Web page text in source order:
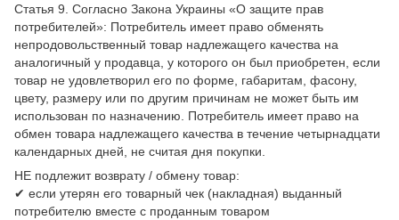
Статья 9. Согласно Закона Украины «О защите прав
потребителей»: Потребитель имеет право обменять
непродовольственный товар надлежащего качества на
аналогичный у продавца, у которого он был приобретен, если
товар не удовлетворил его по форме, габаритам, фасону,
цвету, размеру или по другим причинам не может быть им
использован по назначению. Потребитель имеет право на
обмен товара надлежащего качества в течение четырнадцати
календарных дней, не считая дня покупки.
НЕ подлежит возврату / обмену товар:
✔ если утерян его товарный чек (накладная) выданный
потребителю вместе с проданным товаром